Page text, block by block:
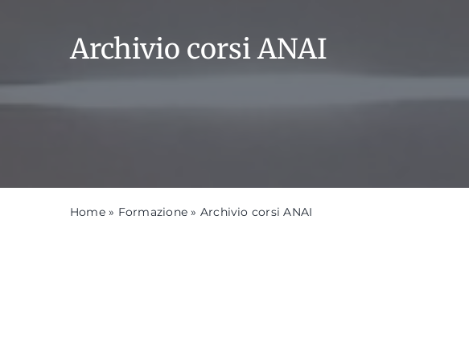
Archivio corsi ANAI
Home» Formazione » Archivio corsi ANAI